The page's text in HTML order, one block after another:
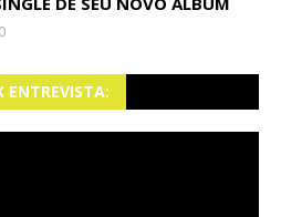
ENTREVISTA: